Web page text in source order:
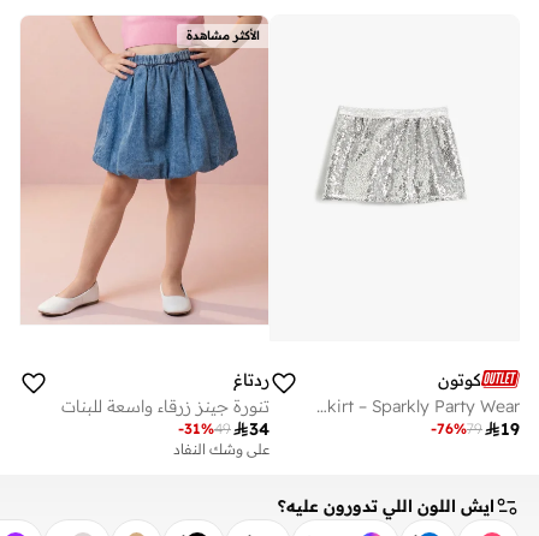
كوتون
Girls Silver Sequin Mini Skirt – Sparkly Party Wear
19
79
-76%
الأكثر مشاهدة
ردتاغ
تنورة جينز زرقاء واسعة للبنات
34
49
-31%
على وشك النفاد
ايش اللون اللي تدورون عليه؟